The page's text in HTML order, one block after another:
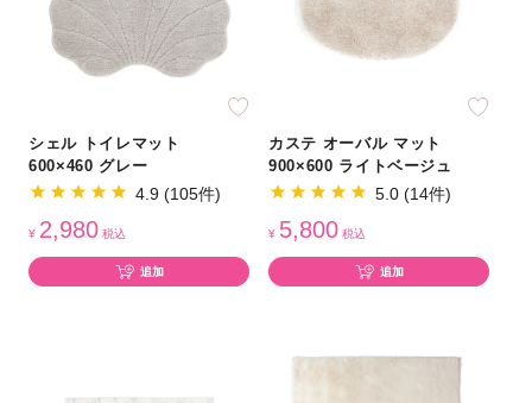
シェル トイレマット
600×460 グレー
4.9 (105件)
¥ 2,980 税込
追加
カステ オーバル マット
900×600 ライトベージュ
5.0 (14件)
¥ 5,800 税込
追加